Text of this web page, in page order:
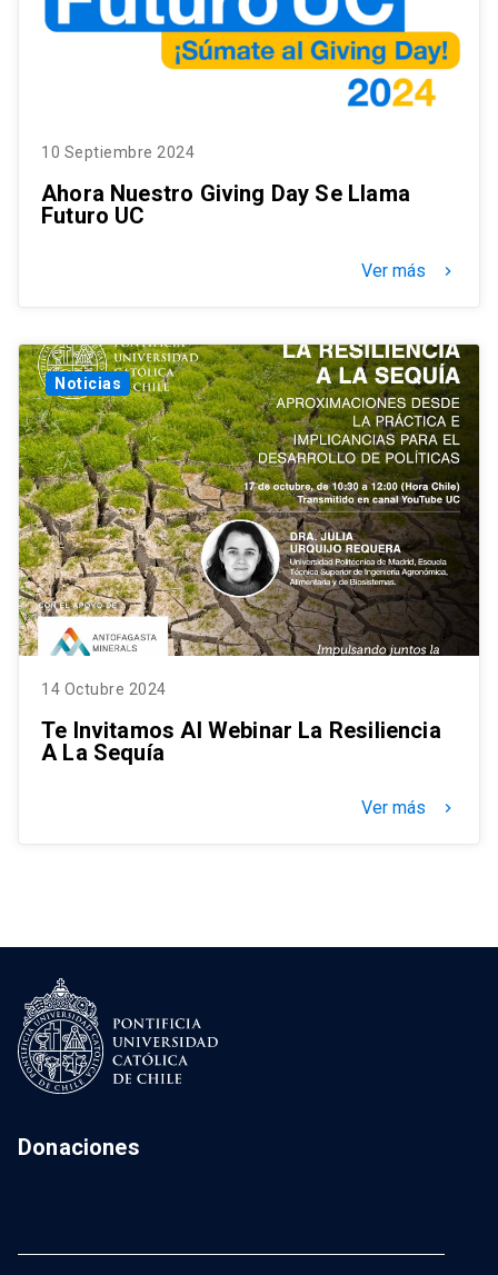
10 Septiembre 2024
Ahora Nuestro Giving Day Se Llama
Futuro UC
Ver más keyboard_arrow_right
Noticias
14 Octubre 2024
Te Invitamos Al Webinar La Resiliencia
A La Sequía
Ver más keyboard_arrow_right
Donaciones